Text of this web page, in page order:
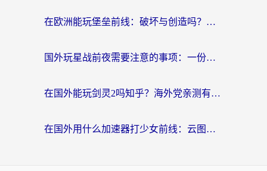
在欧洲能玩堡垒前线：破坏与创造吗？海外党国服游戏不卡顿的秘密
国外玩星战前夜需要注意的事项：一份来自老玩家的网络生存指南
在国外能玩剑灵2吗知乎？海外党亲测有效的国服游戏加速指南
在国外用什么加速器打少女前线：云图计划不卡？一个老玩家的掏心分享